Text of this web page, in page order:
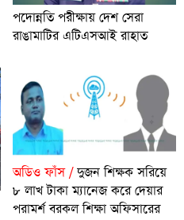
পদোন্নতি পরীক্ষায় দেশ সেরা
রাঙামাটির এটিএসআই রাহাত
অডিও ফাঁস /দুজন শিক্ষক সরিয়ে
৮ লাখ টাকা ম্যানেজ করে দেয়ার
পরামর্শ বরকল শিক্ষা অফিসারের